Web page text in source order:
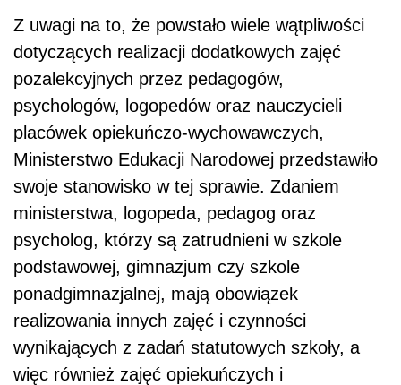
Z uwagi na to, że powstało wiele wątpliwości
dotyczących realizacji dodatkowych zajęć
pozalekcyjnych przez pedagogów,
psychologów, logopedów oraz nauczycieli
placówek opiekuńczo-wychowawczych,
Ministerstwo Edukacji Narodowej przedstawiło
swoje stanowisko w tej sprawie. Zdaniem
ministerstwa, logopeda, pedagog oraz
psycholog, którzy są zatrudnieni w szkole
podstawowej, gimnazjum czy szkole
ponadgimnazjalnej, mają obowiązek
realizowania innych zajęć i czynności
wynikających z zadań statutowych szkoły, a
więc również zajęć opiekuńczych i